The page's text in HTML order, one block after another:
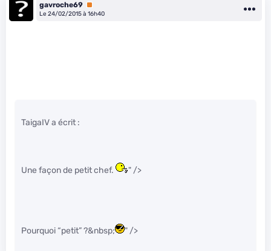
gavroche69 Premium
Le 24/02/2015 à 16h40
TaigaIV a écrit :
Une façon de petit chef. " />
Pourquoi “petit” ?&nbsp; " />